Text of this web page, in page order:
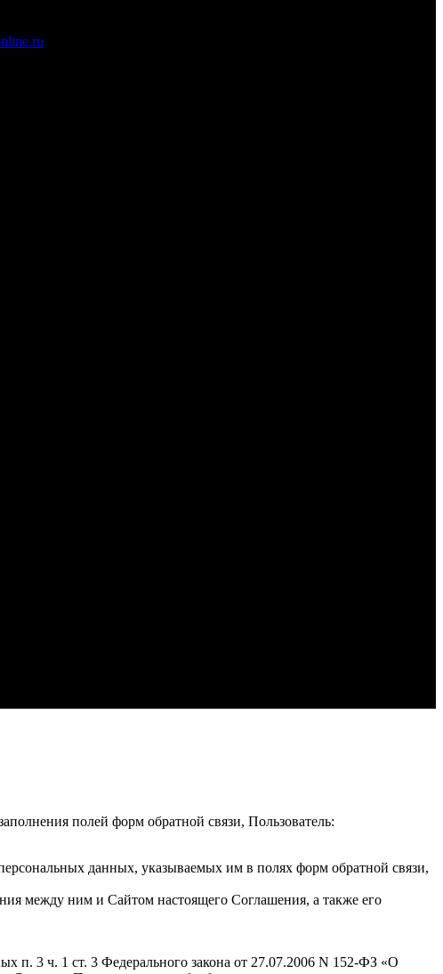
полей форм обратной связи, Пользователь:
данных, указываемых им в полях форм обратной связи,
между ним и Сайтом настоящего Соглашения, а также его
п. 3 ч. 1 ст. 3 Федерального закона от 27.07.2006 N 152-ФЗ «О